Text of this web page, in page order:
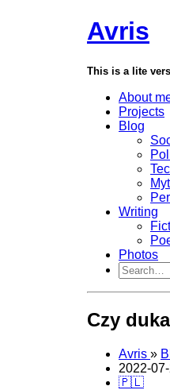
Avris
This is a lite
About
Projects
Blog
Writing
Photos
Czy
Avris »
2022-
🇵🇱